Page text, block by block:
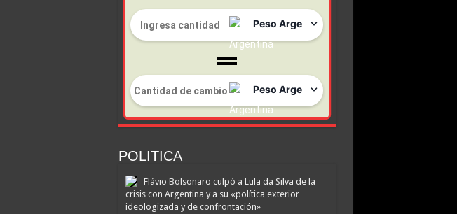
POLITICA
Flávio Bolsonaro culpó a Lula da Silva de la
crisis con Argentina y a su «política exterior
ideologizada y de confrontación»